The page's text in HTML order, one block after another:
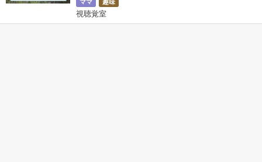
ママ 趣味
視聴覚室